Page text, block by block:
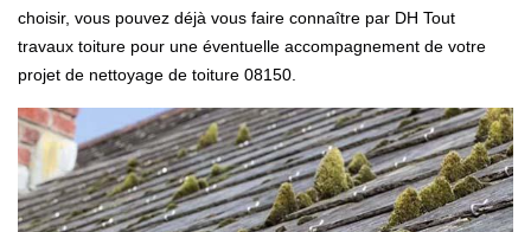
choisir, vous pouvez déjà vous faire connaître par DH Tout
travaux toiture pour une éventuelle accompagnement de votre
projet de nettoyage de toiture 08150.